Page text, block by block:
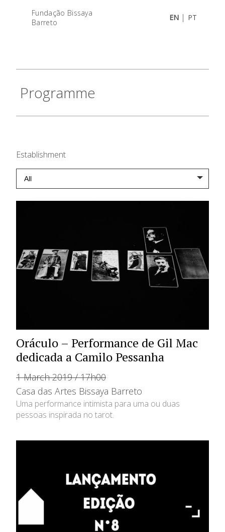
Fundação Bissaya
Barreto
EN | PT
Programme
Establishment
Oráculo – Performance de Gil Mac
dedicada a Camilo Pessanha
1 March 2019 / 17h00
Casa das Artes Bissaya Barreto
Uma performance intimista para uma ou duas
pessoas inspirada no tarot.